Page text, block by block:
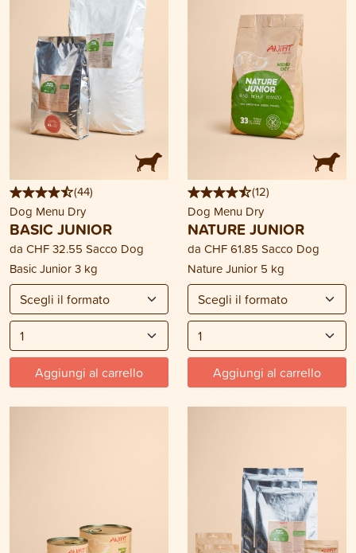
(44)
Dog Menu Dry
BASIC JUNIOR
da CHF 32.55 Sacco Dog
Basic Junior 3 kg
Aggiungi al carrello
(12)
Dog Menu Dry
NATURE JUNIOR
da CHF 61.85 Sacco Dog
Nature Junior 5 kg
Aggiungi al carrello